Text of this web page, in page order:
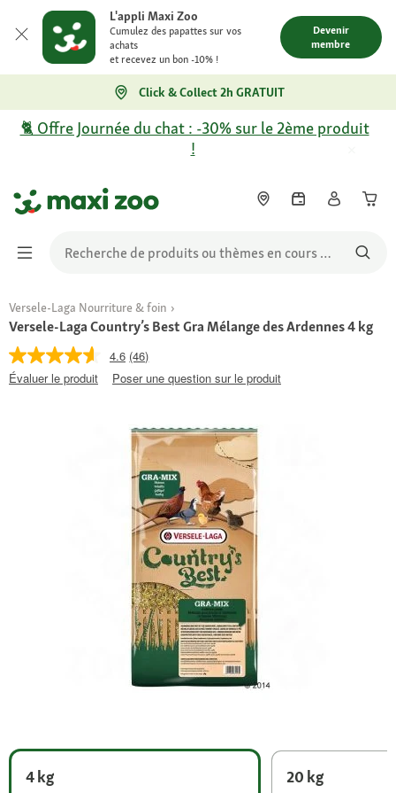
L'appli Maxi Zoo
Cumulez des papattes sur vos
achats
et recevez un bon -10% !
Devenir
membre
Click & Collect 2h GRATUIT
🐈 Offre Journée du chat : -30% sur le 2ème produit
!
Versele-Laga Nourriture & foin
Versele-Laga Country’s Best Gra Mélange des Ardennes 4 kg
4.6 (46)
Évaluer le produit
Poser une question sur le produit
4 kg
20 kg